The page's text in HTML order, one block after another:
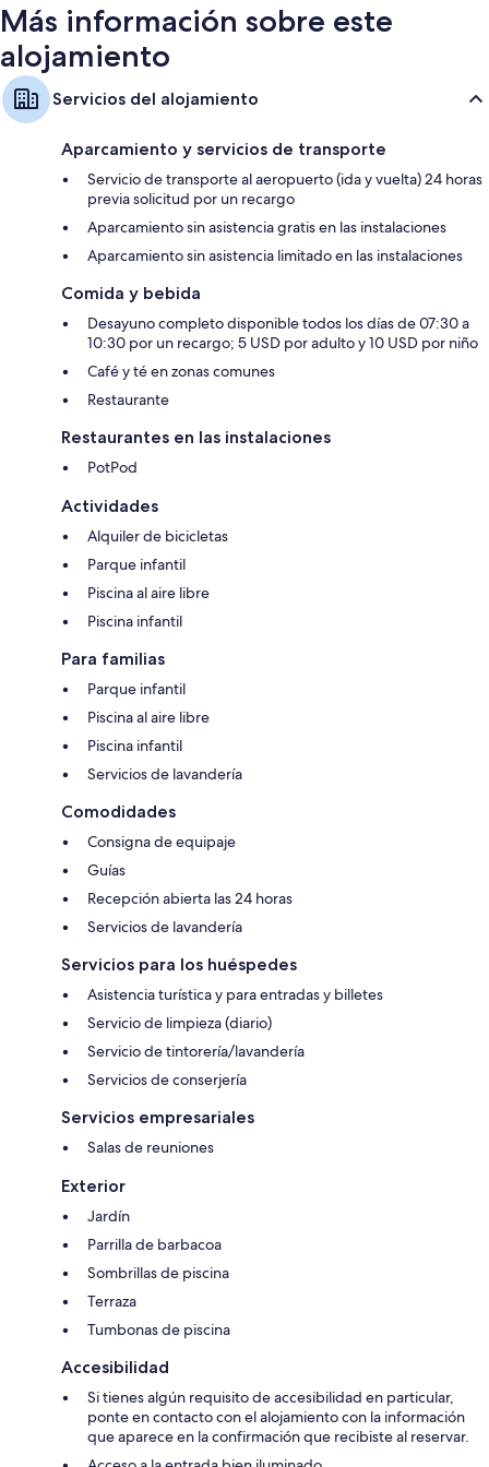
Más información sobre este
alojamiento
Servicios del alojamiento
Aparcamiento y servicios de transporte
Servicio de transporte al aeropuerto (ida y vuelta) 24 horas
previa solicitud por un recargo
Aparcamiento sin asistencia gratis en las instalaciones
Aparcamiento sin asistencia limitado en las instalaciones
Comida y bebida
Desayuno completo disponible todos los días de 07:30 a
10:30 por un recargo; 5 USD por adulto y 10 USD por niño
Café y té en zonas comunes
Restaurante
Restaurantes en las instalaciones
PotPod
Actividades
Alquiler de bicicletas
Parque infantil
Piscina al aire libre
Piscina infantil
Para familias
Parque infantil
Piscina al aire libre
Piscina infantil
Servicios de lavandería
Comodidades
Consigna de equipaje
Guías
Recepción abierta las 24 horas
Servicios de lavandería
Servicios para los huéspedes
Asistencia turística y para entradas y billetes
Servicio de limpieza (diario)
Servicio de tintorería/lavandería
Servicios de conserjería
Servicios empresariales
Salas de reuniones
Exterior
Jardín
Parrilla de barbacoa
Sombrillas de piscina
Terraza
Tumbonas de piscina
Accesibilidad
Si tienes algún requisito de accesibilidad en particular,
ponte en contacto con el alojamiento con la información
que aparece en la confirmación que recibiste al reservar.